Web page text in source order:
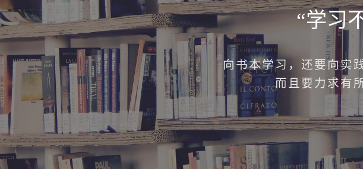
“学习
向书本学习，还要向实
而且要力求有